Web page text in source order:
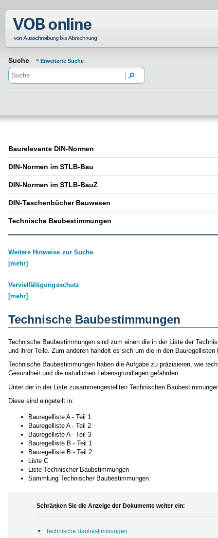
Normenportal Barrierefreiheit
Suche Erweiterte Suche
Baurelevante DIN-Normen
DIN-Normen im STLB-Bau
DIN-Normen im STLB-BauZ
DIN-Taschenbücher Bauwesen
Technische Baubestimmungen
Weitere Hinweise zur Suche
[mehr]
Vervielfältigungsschutz
[mehr]
Technische Baubestimmungen
Technische Baubestimmungen sind zum einen die in der Liste der
und ihrer Teile. Zum anderen handelt es sich um die in den
Technische Baubestimmungen haben die Aufgabe zu präzisieren, wie
Gesundheit und die natürlichen Lebensgrundlagen gefährden.
Unter der in der Liste zusammengestellten Technischen
Diese sind eingeteilt in:
Bauregelliste A - Teil 1
Bauregelliste A - Teil 2
Bauregelliste A - Teil 3
Bauregelliste B - Teil 1
Bauregelliste B - Teil 2
Liste C
Liste Technischer Baubstimmungen
Sammlung Technischer Baubestimmungen
Schränken Sie die Anzeige der Dokumente weiter ein:
Technische Baubestimmungen